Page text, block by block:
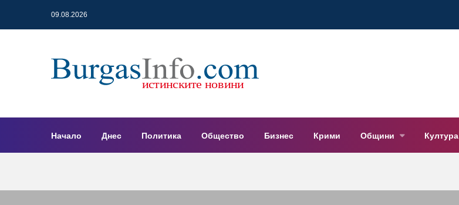
09.08.2026
Начало Днес Политика Общество Бизнес Крими Общини Култура